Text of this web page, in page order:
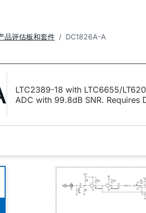
品评估板和套件 DC1826A-A
LTC2389-18 with LTC6655/
ADC with 99.8dB SNR. Requires